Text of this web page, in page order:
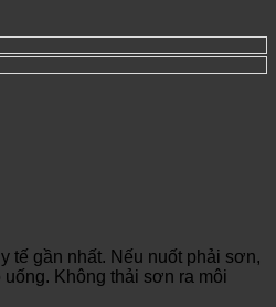
tế gần nhất. Nếu nuốt phải sơn,
Không thải sơn ra môi